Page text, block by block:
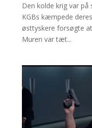
Den kolde krig var
KGBs kæmpede
østtyskere forsøgte
Muren var tæt...